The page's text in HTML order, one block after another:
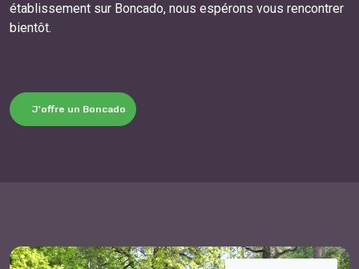
établissement sur Boncado, nous espérons vous rencontrer
bientôt.
J'offre un Boncado